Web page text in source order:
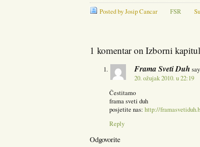
Posted by Josip Cancar
FSR
1 komentar on Izborni
Frama Sveti Duh
20. ožujak 2010. u 22:19
Čestitamo
frama sveti duh
posjetite nas: http://
Reply
Odgovorite